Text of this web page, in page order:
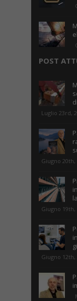
POST
Luglio 23rd,
Giugno 20th,
Giugno 19th,
Giugno 12th,